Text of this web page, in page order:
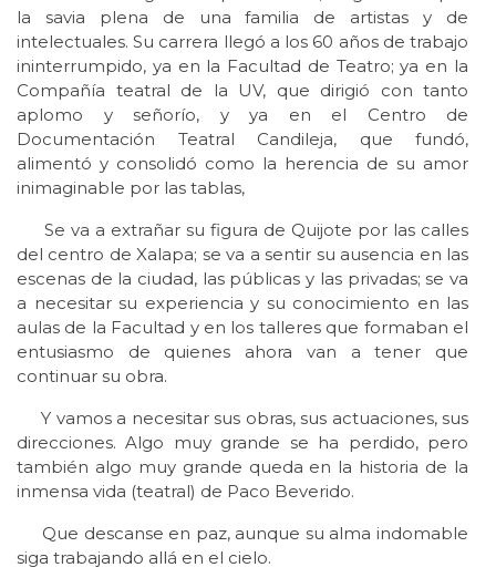
la savia plena de una familia de artistas y de
intelectuales. Su carrera llegó a los 60 años de trabajo
ininterrumpido, ya en la Facultad de Teatro; ya en la
Compañía teatral de la UV, que dirigió con tanto
aplomo y señorío, y ya en el Centro de
Documentación Teatral Candileja, que fundó,
alimentó y consolidó como la herencia de su amor
inimaginable por las tablas,
Se va a extrañar su figura de Quijote por las calles
del centro de Xalapa; se va a sentir su ausencia en las
escenas de la ciudad, las públicas y las privadas; se va
a necesitar su experiencia y su conocimiento en las
aulas de la Facultad y en los talleres que formaban el
entusiasmo de quienes ahora van a tener que
continuar su obra.
Y vamos a necesitar sus obras, sus actuaciones, sus
direcciones. Algo muy grande se ha perdido, pero
también algo muy grande queda en la historia de la
inmensa vida (teatral) de Paco Beverido.
Que descanse en paz, aunque su alma indomable
siga trabajando allá en el cielo.